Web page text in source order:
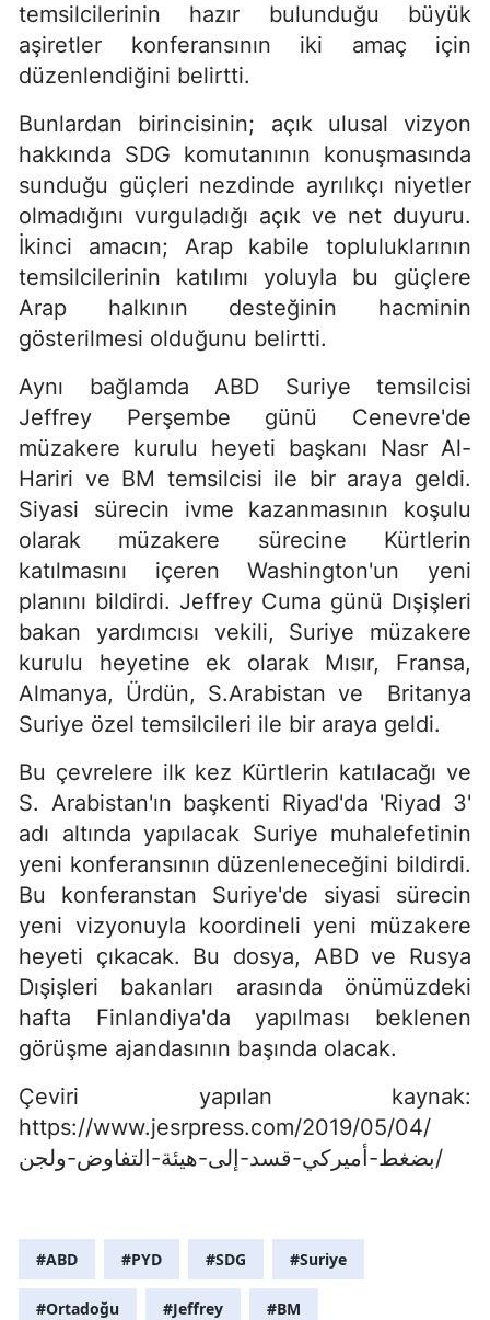
temsilcilerinin hazır bulunduğu büyük
aşiretler konferansının iki amaç için
düzenlendiğini belirtti.
Bunlardan birincisinin; açık ulusal vizyon
hakkında SDG komutanının konuşmasında
sunduğu güçleri nezdinde ayrılıkçı niyetler
olmadığını vurguladığı açık ve net duyuru.
İkinci amacın; Arap kabile topluluklarının
temsilcilerinin katılımı yoluyla bu güçlere
Arap halkının desteğinin hacminin
gösterilmesi olduğunu belirtti.
Aynı bağlamda ABD Suriye temsilcisi
Jeffrey Perşembe günü Cenevre'de
müzakere kurulu heyeti başkanı Nasr Al-
Hariri ve BM temsilcisi ile bir araya geldi.
Siyasi sürecin ivme kazanmasının koşulu
olarak müzakere sürecine Kürtlerin
katılmasını içeren Washington'un yeni
planını bildirdi. Jeffrey Cuma günü Dışişleri
bakan yardımcısı vekili, Suriye müzakere
kurulu heyetine ek olarak Mısır, Fransa,
Almanya, Ürdün, S.Arabistan ve Britanya
Suriye özel temsilcileri ile bir araya geldi.
Bu çevrelere ilk kez Kürtlerin katılacağı ve
S. Arabistan'ın başkenti Riyad'da 'Riyad 3'
adı altında yapılacak Suriye muhalefetinin
yeni konferansının düzenleneceğini bildirdi.
Bu konferanstan Suriye'de siyasi sürecin
yeni vizyonuyla koordineli yeni müzakere
heyeti çıkacak. Bu dosya, ABD ve Rusya
Dışişleri bakanları arasında önümüzdeki
hafta Finlandiya'da yapılması beklenen
görüşme ajandasının başında olacak.
Çeviri yapılan kaynak:
https://www.jesrpress.com/2019/05/04/
بضغط-أميركي-قسد-إلى-هيئة-التفاوض-ولجن/
#ABD #PYD #SDG #Suriye
#Ortadoğu #Jeffrey #BM